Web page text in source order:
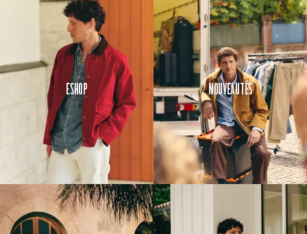
Eshop Nouveautés